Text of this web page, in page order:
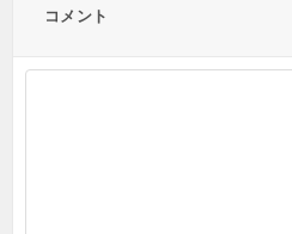
コメント